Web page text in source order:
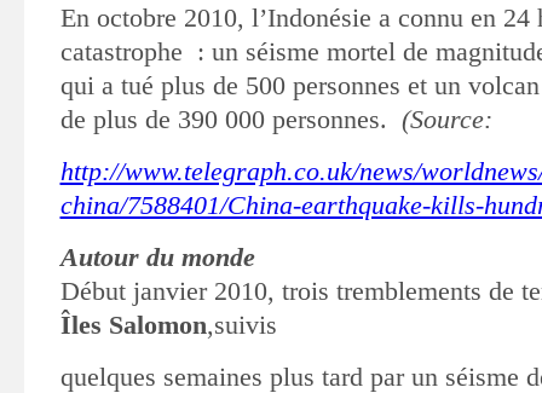
En octobre 2010, l’Indonésie a connu en 24
catastrophe : un séisme mortel de
qui a tué plus de 500 personnes et un
de plus de 390 000 personnes. (Source:
http://www.telegraph.co.uk/news/
china/7588401/China-earthquake-kills-
Autour du monde
Début janvier 2010, trois tremblements de
Îles Salomon,suivis
quelques semaines plus tard par un séisme